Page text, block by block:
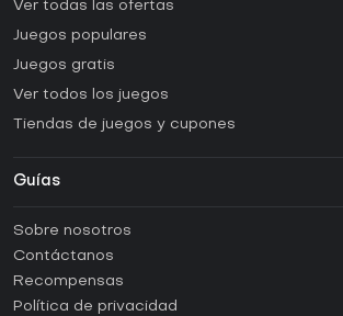
Ver todas las ofertas
Juegos populares
Juegos gratis
Ver todos los juegos
Tiendas de juegos y cupones
Guías
Guías y tutoriales
¿Cómo activar una CD Key de Steam?
¿Cómo activar una CD Key de Epic Games?
Sobre nosotros
Contáctanos
Recompensas
Política de privacidad